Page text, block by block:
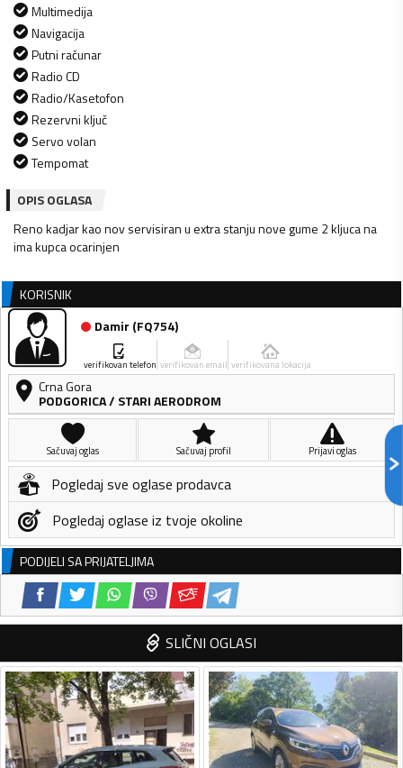
Multimedija
Navigacija
Putni računar
Radio CD
Radio/Kasetofon
Rezervni ključ
Servo volan
Tempomat
OPIS OGLASA
Reno kadjar kao nov servisiran u extra stanju nove gume 2 kljuca na
ima kupca ocarinjen
KORISNIK
Damir (FQ754)
verifikovan telefon verifikovan email verifikovana lokacija
Crna Gora
PODGORICA/ STARI AERODROM
Sačuvaj oglas Sačuvaj profil Prijavi oglas
Pogledaj sve oglase prodavca
Pogledaj oglase iz tvoje okoline
PODIJELI SA PRIJATELJIMA
SLIČNI OGLASI